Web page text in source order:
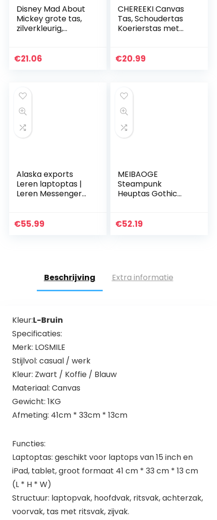
Disney Mad About
Mickey grote tas,
zilverkleurig,
25 x 14 cm
€21.06
CHEREEKI Canvas
Tas, Schoudertas
Koerierstas met
tablet, iPad, Kindle
€20.99
Alaska exports
Leren laptoptas |
Leren Messenger
Aktetassen voor
€55.99
MEIBAOGE
Steampunk
Heuptas Gothic
Goth
€52.19
Beschrijving Extra informatie
Kleur:L-Bruin
Specificaties:
Merk: LOSMILE
Stijlvol: casual / werk
Kleur: Zwart / Koffie / Blauw
Materiaal: Canvas
Gewicht: 1KG
Afmeting: 41cm * 33cm * 13cm
Functies:
Laptoptas: geschikt voor laptops van 15 inch en
iPad, tablet, groot formaat 41 cm * 33 cm * 13 cm
(L * H * W)
Structuur: laptopvak, hoofdvak, ritsvak, achterzak,
voorvak, tas met ritsvak, zijvak.